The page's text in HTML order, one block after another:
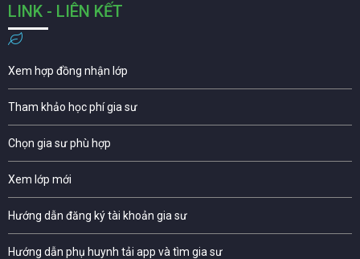
LINK - LIÊN KẾT
Xem hợp đồng nhận lớp
Tham khảo học phí gia sư
Chọn gia sư phù hợp
Xem lớp mới
Hướng dẫn đăng ký tài khoản gia sư
Hướng dẫn phụ huynh tải app và tìm gia sư